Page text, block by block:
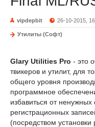
vipdepbit 26-10-2015,
Утилиты (Софт)
Glary Utilities Pro - это
твикеров и утилит, для
общего уровня
программное
избавиться от
регистрационных
(посредством